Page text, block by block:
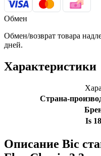
Обмен
Обмен/возврат товара
дней.
Характеристики
Страна-
Is
Описание Bic